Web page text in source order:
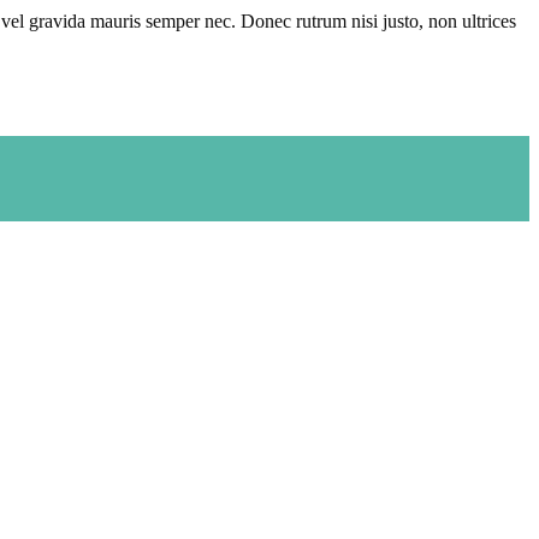
gravida mauris semper nec. Donec rutrum nisi justo, non ultrices